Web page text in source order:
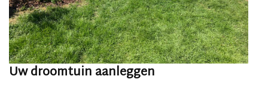
Uw droomtuin aanleggen